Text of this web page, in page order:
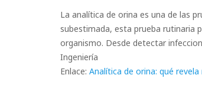
La analítica de orina es una de las
subestimada, esta prueba rutinaria
organismo. Desde detectar
Ingeniería
Enlace: Analítica de orina: qué